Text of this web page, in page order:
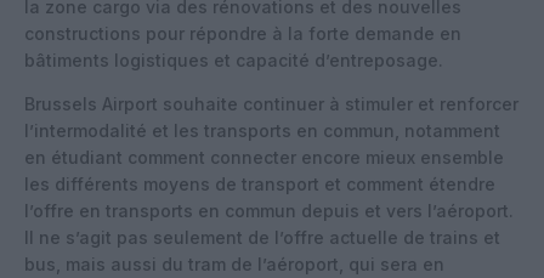
la zone cargo via des rénovations et des nouvelles
constructions pour répondre à la forte demande en
bâtiments logistiques et capacité d’entreposage.
Brussels Airport souhaite continuer à stimuler et renforcer
l’intermodalité et les transports en commun, notamment
en étudiant comment connecter encore mieux ensemble
les différents moyens de transport et comment étendre
l’offre en transports en commun depuis et vers l’aéroport.
Il ne s’agit pas seulement de l’offre actuelle de trains et
bus, mais aussi du tram de l’aéroport, qui sera en